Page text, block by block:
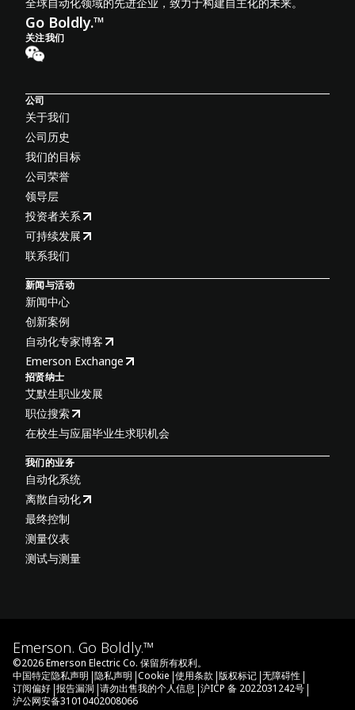
Go Boldly.™
关注我们
公司
关于我们
公司历史
我们的目标
公司荣誉
领导层
投资者关系
可持续发展
联系我们
新闻与活动
新闻中心
创新案例
自动化专家博客
Emerson Exchange
招贤纳士
艾默生职业发展
职位搜索
在校生与应届毕业生求职机会
我们的业务
自动化系统
离散自动化
最终控制
测量仪表
测试与测量
Emerson. Go Boldly.™
©2026Emerson Electric Co. 保留所有权利。
中国特定隐私声明 |隐私声明 |Cookie |使用条款 |版权标记 |无障碍性 |
订阅偏好 |报告漏洞 |请勿出售我的个人信息 |沪ICP 备 2022031242号 |
沪公网安备31010402008066